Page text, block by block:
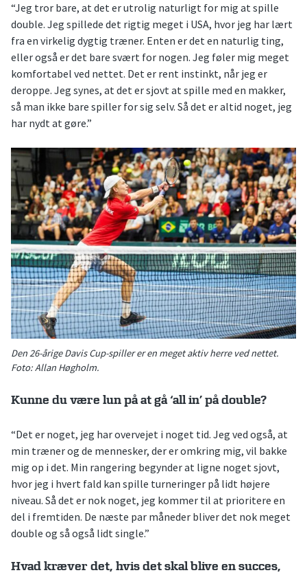
“Jeg tror bare, at det er utrolig naturligt for mig at spille
double. Jeg spillede det rigtig meget i USA, hvor jeg har lært
fra en virkelig dygtig træner. Enten er det en naturlig ting,
eller også er det bare svært for nogen. Jeg føler mig meget
komfortabel ved nettet. Det er rent instinkt, når jeg er
deroppe. Jeg synes, at det er sjovt at spille med en makker,
så man ikke bare spiller for sig selv. Så det er altid noget, jeg
har nydt at gøre.”
Den 26-årige Davis Cup-spiller er en meget aktiv herre ved nettet.
Foto: Allan Høgholm.
Kunne du være lun på at gå ‘all in’ på double?
“Det er noget, jeg har overvejet i noget tid. Jeg ved også, at
min træner og de mennesker, der er omkring mig, vil bakke
mig op i det. Min rangering begynder at ligne noget sjovt,
hvor jeg i hvert fald kan spille turneringer på lidt højere
niveau. Så det er nok noget, jeg kommer til at prioritere en
del i fremtiden. De næste par måneder bliver det nok meget
double og så også lidt single.”
Hvad kræver det, hvis det skal blive en succes,